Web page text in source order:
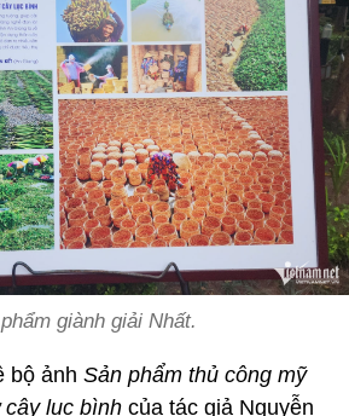
giành giải Nhất.
bộ ảnh Sản phẩm thủ công mỹ
lục bình của tác giả Nguyễn